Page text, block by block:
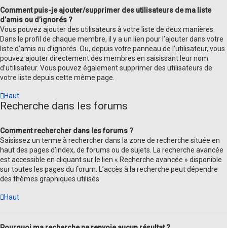
Comment puis-je ajouter/supprimer des utilisateurs de ma liste
d’amis ou d’ignorés ?
Vous pouvez ajouter des utilisateurs à votre liste de deux manières.
Dans le profil de chaque membre, il y a un lien pour l’ajouter dans votre
liste d’amis ou d’ignorés. Ou, depuis votre panneau de l’utilisateur, vous
pouvez ajouter directement des membres en saisissant leur nom
d’utilisateur. Vous pouvez également supprimer des utilisateurs de
votre liste depuis cette même page.
Haut
Recherche dans les forums
Comment rechercher dans les forums ?
Saisissez un terme à rechercher dans la zone de recherche située en
haut des pages d’index, de forums ou de sujets. La recherche avancée
est accessible en cliquant sur le lien « Recherche avancée » disponible
sur toutes les pages du forum. L’accès à la recherche peut dépendre
des thèmes graphiques utilisés.
Haut